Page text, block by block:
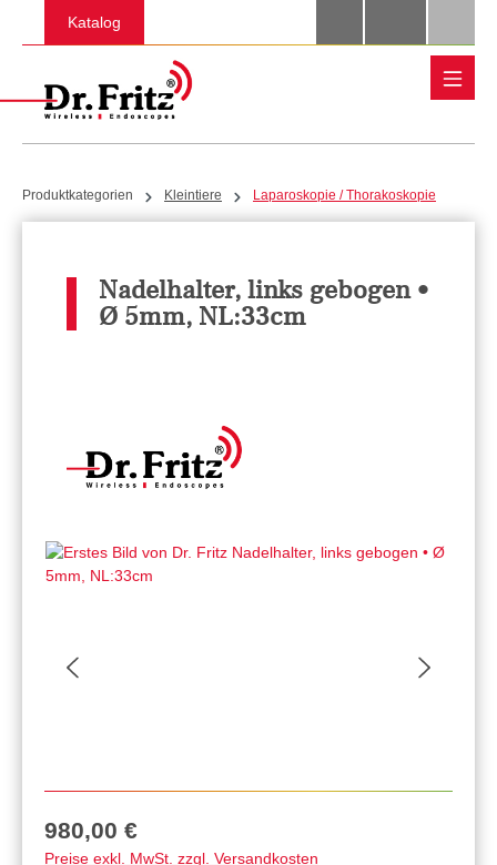
Zum Hauptinhalt springen
Katalog
Produktkategorien Kleintiere Laparoskopie / Thorakoskopie
Nadelhalter, links gebogen •
Ø 5mm, NL:33cm
Regulärer Preis:
980,00 €
Preise exkl. MwSt. zzgl. Versandkosten